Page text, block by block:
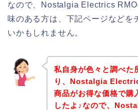
なので、Nostalgia Electrics
味のある方は、下記ページなどを
いかもしれません。
私自身が色々と調べた
り、Nostalgia
商品がお得な価格で購
したよ♪なので、